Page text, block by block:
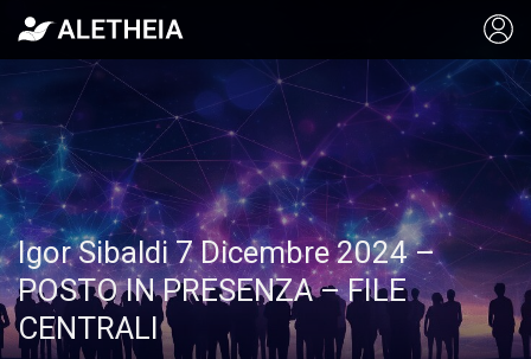
Igor Sibaldi 7 Dicembre 2024 –
POSTO IN PRESENZA – FILE
CENTRALI